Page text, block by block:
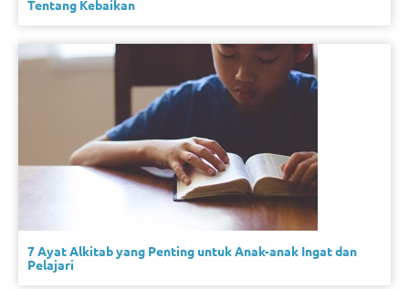
Tentang Kebaikan
7 Ayat Alkitab yang Penting untuk Anak-anak Ingat dan
Pelajari